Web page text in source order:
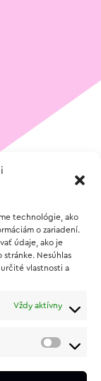
technológie, ako
o zariadení.
údaje, ako je
Nesúhlas
vlastnosti a
Vždy aktívny